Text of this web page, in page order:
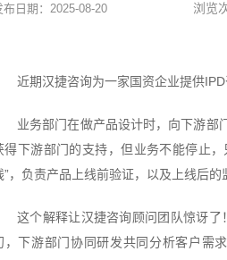
布日期： 2025-08-20 浏览
近期汉捷咨询为一家国资企业提供
业务部门在做产品设计时，向下游部
得下游部门的支持，但业务不能停止
”，负责产品上线前验证，以及上线后的
这个解释让汉捷咨询顾问团队惊讶
，下游部门协同研发共同分析客户需